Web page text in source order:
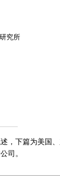
究所
，下篇为美国
司。